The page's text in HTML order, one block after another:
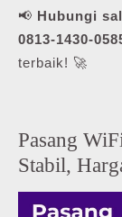
📢 Hubungi
0813-1430-
terbaik! 🚀
Pasang
Stabil,